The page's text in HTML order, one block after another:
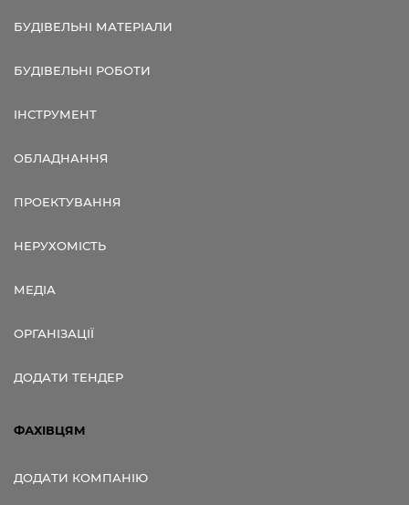
БУДІВЕЛЬНІ МАТЕРІАЛИ
БУДІВЕЛЬНІ РОБОТИ
ІНСТРУМЕНТ
ОБЛАДНАННЯ
ПРОЕКТУВАННЯ
НЕРУХОМІСТЬ
МЕДІА
ОРГАНІЗАЦІЇ
ДОДАТИ ТЕНДЕР
ФАХІВЦЯМ
ДОДАТИ КОМПАНІЮ